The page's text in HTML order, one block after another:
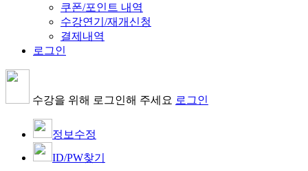
쿠폰/포인트 내역
수강연기/재개신청
결제내역
로그인
수강을 위해 로그인해 주세요 로그인
정보수정
ID/PW찾기